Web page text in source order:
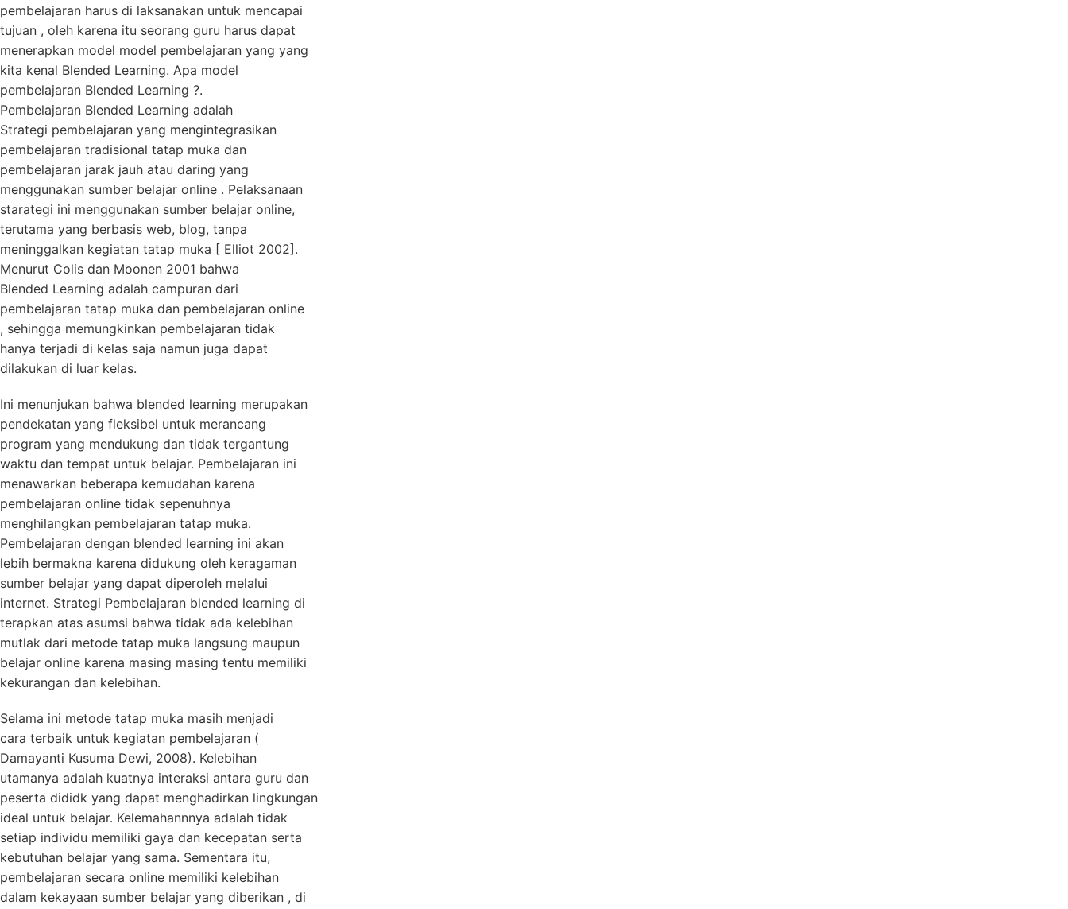
pembelajaran harus di laksanakan untuk mencapai
tujuan , oleh karena itu seorang guru harus dapat
menerapkan model model pembelajaran yang yang
kita kenal Blended Learning. Apa model
pembelajaran Blended Learning ?.
Pembelajaran Blended Learning adalah
Strategi pembelajaran yang mengintegrasikan
pembelajaran tradisional tatap muka dan
pembelajaran jarak jauh atau daring yang
menggunakan sumber belajar online . Pelaksanaan
starategi ini menggunakan sumber belajar online,
terutama yang berbasis web, blog, tanpa
meninggalkan kegiatan tatap muka [ Elliot 2002].
Menurut Colis dan Moonen 2001 bahwa
Blended Learning adalah campuran dari
pembelajaran tatap muka dan pembelajaran online
, sehingga memungkinkan pembelajaran tidak
hanya terjadi di kelas saja namun juga dapat
dilakukan di luar kelas.
Ini menunjukan bahwa blended learning merupakan
pendekatan yang fleksibel untuk merancang
program yang mendukung dan tidak tergantung
waktu dan tempat untuk belajar. Pembelajaran ini
menawarkan beberapa kemudahan karena
pembelajaran online tidak sepenuhnya
menghilangkan pembelajaran tatap muka.
Pembelajaran dengan blended learning ini akan
lebih bermakna karena didukung oleh keragaman
sumber belajar yang dapat diperoleh melalui
internet. Strategi Pembelajaran blended learning di
terapkan atas asumsi bahwa tidak ada kelebihan
mutlak dari metode tatap muka langsung maupun
belajar online karena masing masing tentu memiliki
kekurangan dan kelebihan.
Selama ini metode tatap muka masih menjadi
cara terbaik untuk kegiatan pembelajaran (
Damayanti Kusuma Dewi, 2008). Kelebihan
utamanya adalah kuatnya interaksi antara guru dan
peserta dididk yang dapat menghadirkan lingkungan
ideal untuk belajar. Kelemahannnya adalah tidak
setiap individu memiliki gaya dan kecepatan serta
kebutuhan belajar yang sama. Sementara itu,
pembelajaran secara online memiliki kelebihan
dalam kekayaan sumber belajar yang diberikan , di